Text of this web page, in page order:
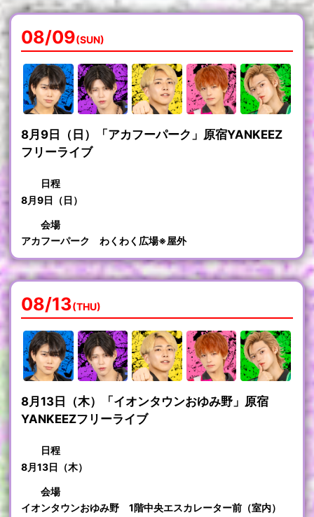
08/09(SUN)
8月9日（日）「アカフーパーク」原宿YANKEEZ
フリーライブ
日程
8月9日（日）
会場
アカフーパーク わくわく広場※屋外
08/13(THU)
8月13日（木）「イオンタウンおゆみ野」原宿
YANKEEZフリーライブ
日程
8月13日（木）
会場
イオンタウンおゆみ野 1階中央エスカレーター前（室内）